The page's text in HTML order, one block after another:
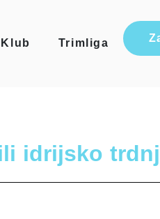
Klub Trimliga
idrijsko